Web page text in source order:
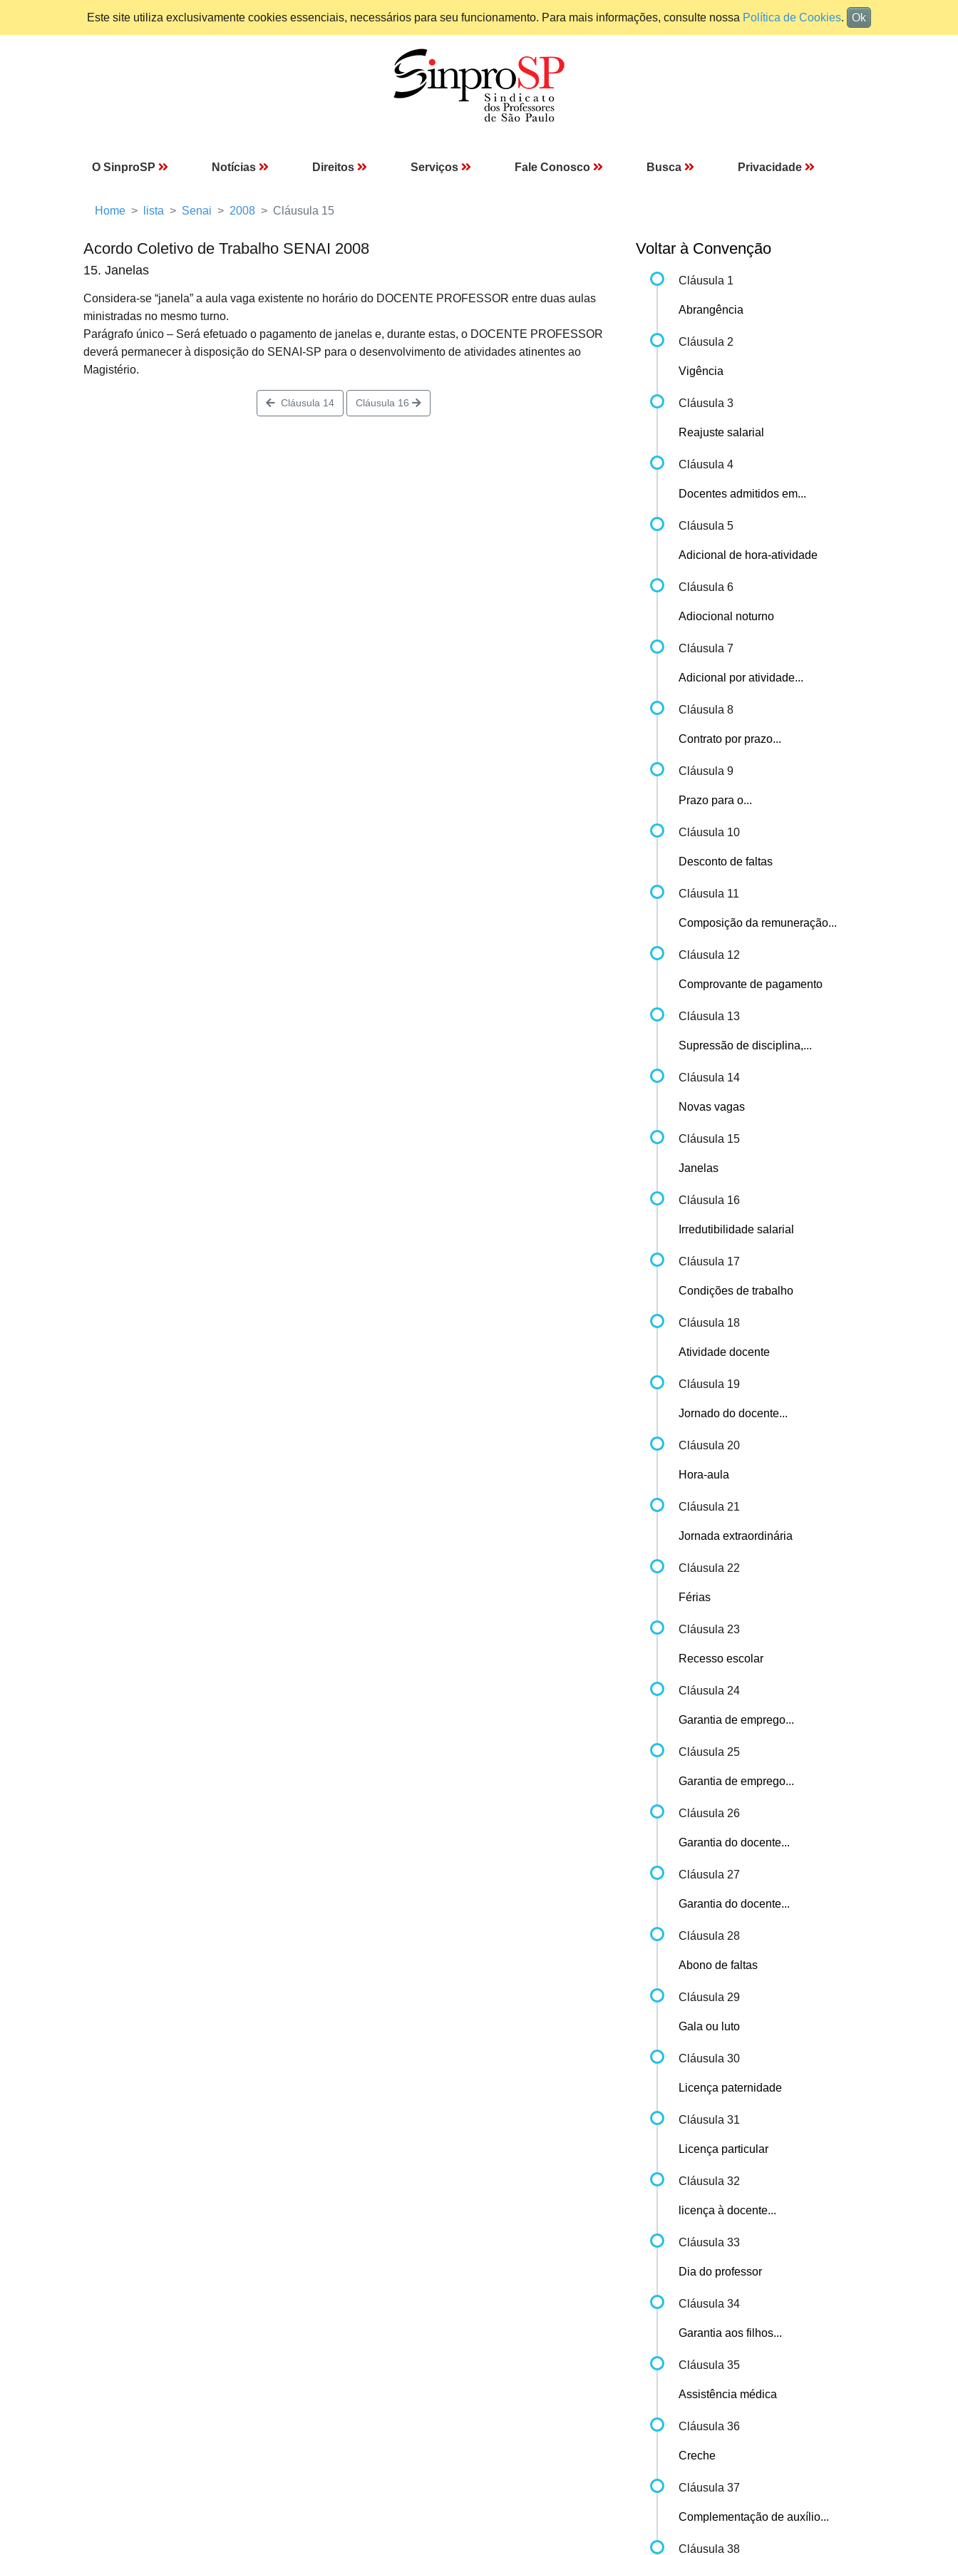
Este site utiliza exclusivamente cookies essenciais, necessários para seu funcionamento. Para mais informações, consulte nossa Política de Cookies. Ok
O SinproSP Notícias Direitos Serviços Fale Conosco Busca Privacidade
Home lista Senai 2008 Cláusula 15
Acordo Coletivo de Trabalho SENAI 2008
15. Janelas
Considera-se “janela” a aula vaga existente no horário do DOCENTE PROFESSOR entre duas aulas
ministradas no mesmo turno.
Parágrafo único – Será efetuado o pagamento de janelas e, durante estas, o DOCENTE PROFESSOR
deverá permanecer à disposição do SENAI-SP para o desenvolvimento de atividades atinentes ao
Magistério.
Cláusula 14 Cláusula 16
Voltar à Convenção
Cláusula 1
Abrangência
Cláusula 2
Vigência
Cláusula 3
Reajuste salarial
Cláusula 4
Docentes admitidos em...
Cláusula 5
Adicional de hora-atividade
Cláusula 6
Adiocional noturno
Cláusula 7
Adicional por atividade...
Cláusula 8
Contrato por prazo...
Cláusula 9
Prazo para o...
Cláusula 10
Desconto de faltas
Cláusula 11
Composição da remuneração...
Cláusula 12
Comprovante de pagamento
Cláusula 13
Supressão de disciplina,...
Cláusula 14
Novas vagas
Cláusula 15
Janelas
Cláusula 16
Irredutibilidade salarial
Cláusula 17
Condições de trabalho
Cláusula 18
Atividade docente
Cláusula 19
Jornado do docente...
Cláusula 20
Hora-aula
Cláusula 21
Jornada extraordinária
Cláusula 22
Férias
Cláusula 23
Recesso escolar
Cláusula 24
Garantia de emprego...
Cláusula 25
Garantia de emprego...
Cláusula 26
Garantia do docente...
Cláusula 27
Garantia do docente...
Cláusula 28
Abono de faltas
Cláusula 29
Gala ou luto
Cláusula 30
Licença paternidade
Cláusula 31
Licença particular
Cláusula 32
licença à docente...
Cláusula 33
Dia do professor
Cláusula 34
Garantia aos filhos...
Cláusula 35
Assistência médica
Cláusula 36
Creche
Cláusula 37
Complementação de auxílio...
Cláusula 38